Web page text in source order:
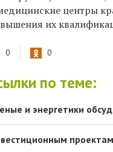
центры
их
0 0
по теме:
и энергетики